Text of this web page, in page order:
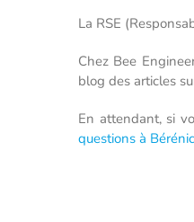
La RSE
Chez Bee
blog des articles
En attendant, si
questions à